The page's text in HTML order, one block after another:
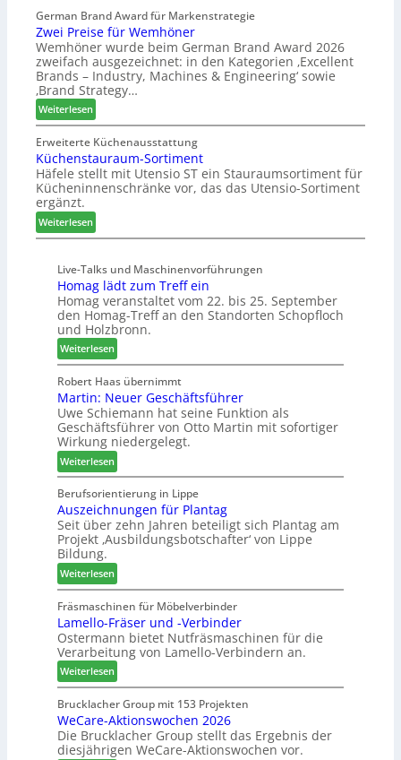
e
r
t
Z
u
k
u
f
t
s
s
t
F
ü
h
r
u
n
g
a
n
v
e
d
i
u
n
d
H
u
b
t
e
x
s
t
l
l
e
n
a
u
German Brand Award für Markenstrategie
Zwei Preise für Wemhöner
Wemhöner wurde beim German Brand Award 2026
zweifach ausgezeichnet: in den Kategorien ‚Excellent
Brands – Industry, Machines & Engineering‘ sowie
‚Brand Strategy…
Weiterlesen:
Z
w
e
i
P
e
i
e
f
ü
r
W
e
m
h
ö
n
e
r
Erweiterte Küchenausstattung
Küchenstauraum-Sortiment
Häfele stellt mit Utensio ST ein Stauraumsortiment für
Kücheninnenschränke vor, das das Utensio-Sortiment
ergänzt.
Weiterlesen:
K
c
h
e
n
s
t
a
u
r
a
u
m
-
S
o
r
t
i
m
e
n
t
Live-Talks und Maschinenvorführungen
Homag lädt zum Treff ein
Homag veranstaltet vom 22. bis 25. September
den Homag-Treff an den Standorten Schopfloch
und Holzbronn.
Weiterlesen:
H
o
m
a
g
l
ä
d
t
z
u
m
r
e
f
f
e
i
n
Robert Haas übernimmt
Martin: Neuer Geschäftsführer
Uwe Schiemann hat seine Funktion als
Geschäftsführer von Otto Martin mit sofortiger
Wirkung niedergelegt.
Weiterlesen:
M
a
r
t
i
:
N
e
u
e
r
G
e
s
c
h
ä
Berufsorientierung in Lippe
Auszeichnungen für Plantag
Seit über zehn Jahren beteiligt sich Plantag am
Projekt ‚Ausbildungsbotschafter‘ von Lippe
Bildung.
Weiterlesen:
A
u
s
z
e
i
c
h
n
u
n
Fräsmaschinen für Möbelverbinder
Lamello-Fräser und -Verbinder
Ostermann bietet Nutfräsmaschinen für die
Verarbeitung von Lamello-Verbindern an.
Weiterlesen:
L
a
m
e
l
Brucklacher Group mit 153 Projekten
WeCare-Aktionswochen 2026
Die Brucklacher Group stellt das Ergebnis der
diesjährigen WeCare-Aktionswochen vor.